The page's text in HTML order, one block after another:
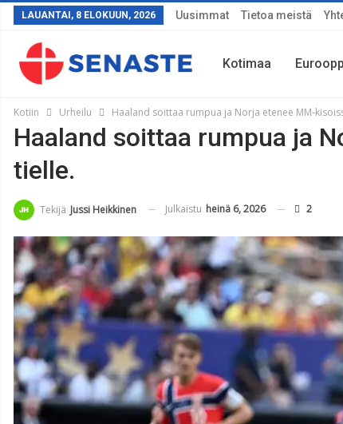
LAUANTAI, 8 ELOKUUN, 2026 Uusimmat Tietoa meistä
Kotimaa
Sää
Kotiin Urheilu Haaland soittaa rumpua ja Norja etenee MM-
Haaland soittaa rumpua ja
tielle.
Tekijä Jussi Heikkinen Julkaistu heinä 6, 2026 2